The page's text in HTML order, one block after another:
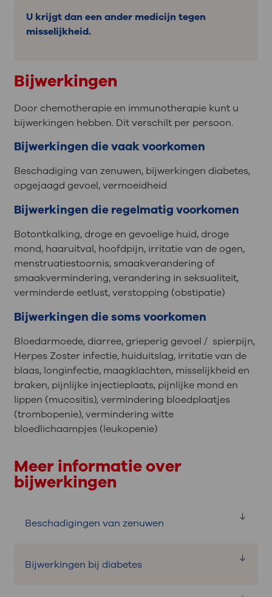
U krijgt dan een ander medicijn tegen
misselijkheid.
Bijwerkingen
Door chemotherapie en immunotherapie kunt u
bijwerkingen hebben. Dit verschilt per persoon.
Bijwerkingen die vaak voorkomen
Beschadiging van zenuwen, bijwerkingen diabetes,
opgejaagd gevoel, vermoeidheid
Bijwerkingen die regelmatig voorkomen
Botontkalking, droge en gevoelige huid, droge
mond, haaruitval, hoofdpijn, irritatie van de ogen,
menstruatiestoornis, smaakverandering of
smaakvermindering, verandering in seksualiteit,
verminderde eetlust, verstopping (obstipatie)
Bijwerkingen die soms voorkomen
Bloedarmoede, diarree, grieperig gevoel / spierpijn,
Herpes Zoster infectie, huiduitslag, irritatie van de
blaas, longinfectie, maagklachten, misselijkheid en
braken, pijnlijke injectieplaats, pijnlijke mond en
lippen (mucositis), vermindering bloedplaatjes
(trombopenie), vermindering witte
bloedlichaampjes (leukopenie)
Meer informatie over
bijwerkingen
Beschadigingen van zenuwen
Wat is het?
Bijwerkingen bij diabetes